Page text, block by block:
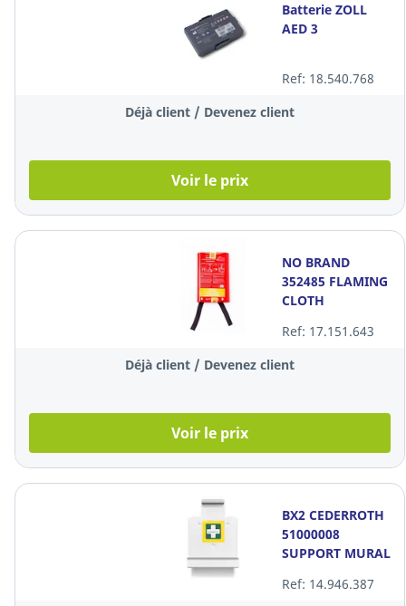
Batterie ZOLL
AED 3
Ref: 18.540.768
Déjà client / Devenez client
Voir le prix
NO BRAND
352485 FLAMING
CLOTH
Ref: 17.151.643
Déjà client / Devenez client
Voir le prix
BX2 CEDERROTH
51000008
SUPPORT MURAL
Ref: 14.946.387